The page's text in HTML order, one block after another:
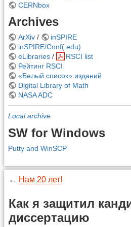
CERNbox
Archives
ArXiv/
inSPIRE
inSPIRE/Conf(.edu)
eLibraries/
RSCI list
Рейтинг RSCI
«Белый список» изданий
Digital Library of Math
NASA ADC
Local archive
SW for Windows
Putty and WinSCP
← Нам 20 лет!
Как я защитил
диссертацию